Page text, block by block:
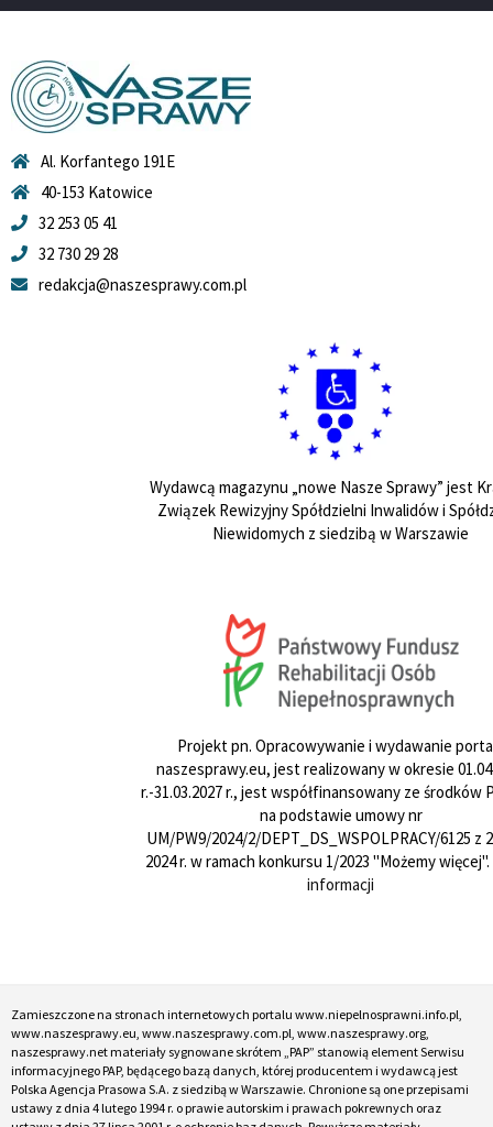
Al. Korfantego 191E
40-153 Katowice
32 253 05 41
32 730 29 28
redakcja@naszesprawy.com.pl
Wydawcą magazynu „nowe Nasze Sprawy” jest
Związek Rewizyjny Spółdzielni Inwalidów i
Niewidomych z siedzibą w Warszawie
Projekt pn. Opracowywanie i wydawanie
naszesprawy.eu, jest realizowany w okresie
r.-31.03.2027 r., jest współfinansowany ze środków
na podstawie umowy nr
UM/PW9/2024/2/DEPT_DS_WSPOLPRACY/6125 z
2024 r. w ramach konkursu 1/2023 "Możemy więcej".
informacji
Zamieszczone na stronach internetowych portalu www.niepelnosprawni.info.pl,
www.naszesprawy.eu, www.naszesprawy.com.pl, www.naszesprawy.org,
naszesprawy.net materiały sygnowane skrótem „PAP” stanowią element Serwisu
informacyjnego PAP, będącego bazą danych, której producentem i wydawcą jest
Polska Agencja Prasowa S.A. z siedzibą w Warszawie. Chronione są one przepisami
ustawy z dnia 4 lutego 1994 r. o prawie autorskim i prawach pokrewnych oraz